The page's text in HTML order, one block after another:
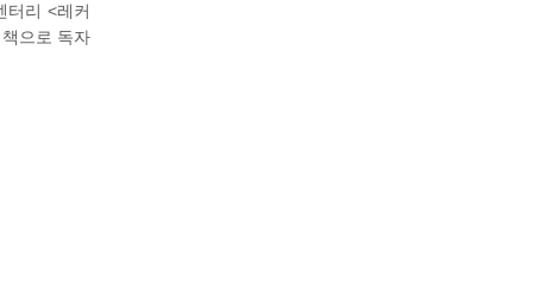
터리 <레커
으로 독자